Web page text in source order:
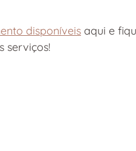
disponíveis aqui e
serviços!